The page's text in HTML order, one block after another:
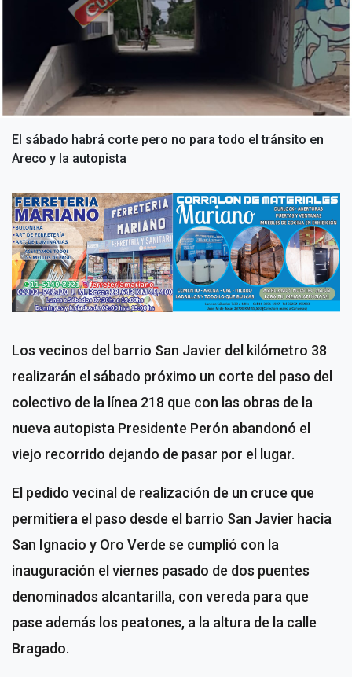
El sábado habrá corte pero no para todo el tránsito en
Areco y la autopista
Los vecinos del barrio San Javier del kilómetro 38
realizarán el sábado próximo un corte del paso del
colectivo de la línea 218 que con las obras de la
nueva autopista Presidente Perón abandonó el
viejo recorrido dejando de pasar por el lugar.
El pedido vecinal de realización de un cruce que
permitiera el paso desde el barrio San Javier hacia
San Ignacio y Oro Verde se cumplió con la
inauguración el viernes pasado de dos puentes
denominados alcantarilla, con vereda para que
pase además los peatones, a la altura de la calle
Bragado.